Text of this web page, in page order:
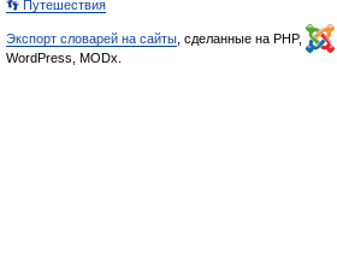
👣 Путешествия
Экспорт словарей на сайты , сделанные на PHP,
WordPress, MODx.